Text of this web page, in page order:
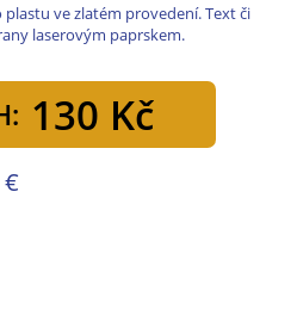
ve zlatém provedení. Text či
laserovým paprskem.
130 Kč